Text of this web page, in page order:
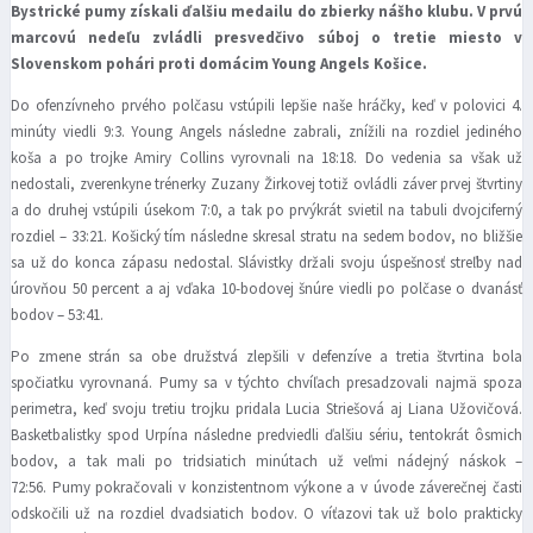
Bystrické pumy získali ďalšiu medailu do zbierky nášho klubu. V prvú
marcovú nedeľu zvládli presvedčivo súboj o tretie miesto v
Slovenskom pohári proti domácim Young Angels Košice.
Do ofenzívneho prvého polčasu vstúpili lepšie naše hráčky, keď v polovici 4.
minúty viedli 9:3. Young Angels následne zabrali, znížili na rozdiel jediného
koša a po trojke Amiry Collins vyrovnali na 18:18. Do vedenia sa však už
nedostali, zverenkyne trénerky Zuzany Žirkovej totiž ovládli záver prvej štvrtiny
a do druhej vstúpili úsekom 7:0, a tak po prvýkrát svietil na tabuli dvojciferný
rozdiel – 33:21. Košický tím následne skresal stratu na sedem bodov, no bližšie
sa už do konca zápasu nedostal. Slávistky držali svoju úspešnosť streľby nad
úrovňou 50 percent a aj vďaka 10-bodovej šnúre viedli po polčase o dvanásť
bodov – 53:41.
Po zmene strán sa obe družstvá zlepšili v defenzíve a tretia štvrtina bola
spočiatku vyrovnaná. Pumy sa v týchto chvíľach presadzovali najmä spoza
perimetra, keď svoju tretiu trojku pridala Lucia Striešová aj Liana Užovičová.
Basketbalistky spod Urpína následne predviedli ďalšiu sériu, tentokrát ôsmich
bodov, a tak mali po tridsiatich minútach už veľmi nádejný náskok –
72:56. Pumy pokračovali v konzistentnom výkone a v úvode záverečnej časti
odskočili už na rozdiel dvadsiatich bodov. O víťazovi tak už bolo prakticky